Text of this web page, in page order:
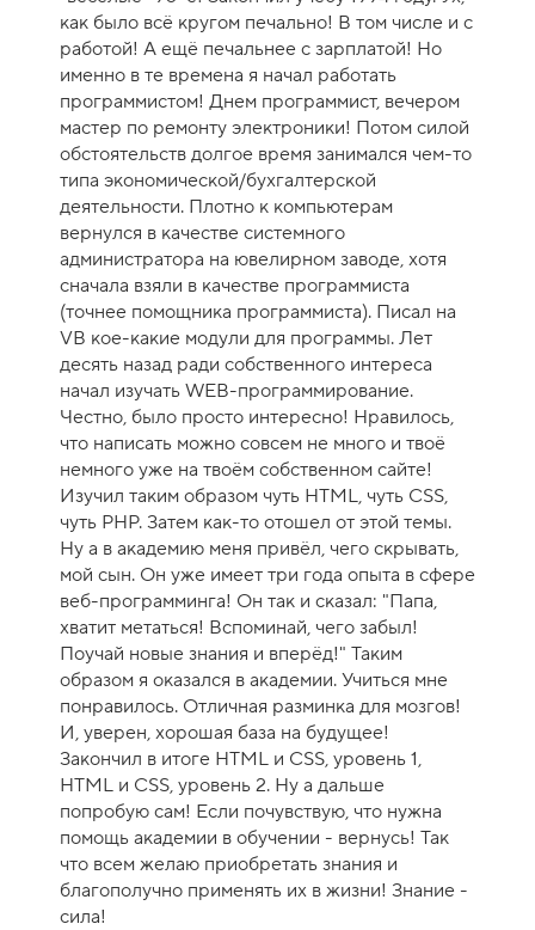
как было всё кругом печально! В том числе и с
работой! А ещё печальнее с зарплатой! Но
именно в те времена я начал работать
программистом! Днем программист, вечером
мастер по ремонту электроники! Потом силой
обстоятельств долгое время занимался чем-то
типа экономической/бухгалтерской
деятельности. Плотно к компьютерам
вернулся в качестве системного
администратора на ювелирном заводе, хотя
сначала взяли в качестве программиста
(точнее помощника программиста). Писал на
VB кое-какие модули для программы. Лет
десять назад ради собственного интереса
начал изучать WEB-программирование.
Честно, было просто интересно! Нравилось,
что написать можно совсем не много и твоё
немного уже на твоём собственном сайте!
Изучил таким образом чуть HTML, чуть CSS,
чуть PHP. Затем как-то отошел от этой темы.
Ну а в академию меня привёл, чего скрывать,
мой сын. Он уже имеет три года опыта в сфере
веб-программинга! Он так и сказал: "Папа,
хватит метаться! Вспоминай, чего забыл!
Поучай новые знания и вперёд!" Таким
образом я оказался в академии. Учиться мне
понравилось. Отличная разминка для мозгов!
И, уверен, хорошая база на будущее!
Закончил в итоге HTML и CSS, уровень 1,
HTML и CSS, уровень 2. Ну а дальше
попробую сам! Если почувствую, что нужна
помощь академии в обучении - вернусь! Так
что всем желаю приобретать знания и
благополучно применять их в жизни! Знание -
сила!